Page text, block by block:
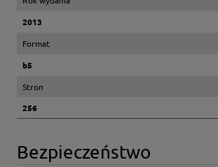
2013
Format
b5
Stron
256
Bezpieczeństwo